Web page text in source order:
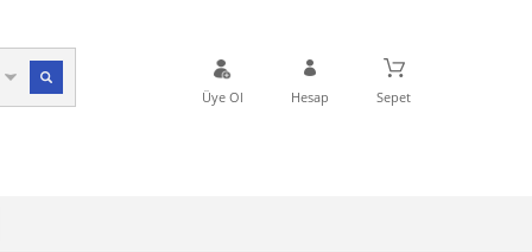
Sepet
Hesap
Üye Ol